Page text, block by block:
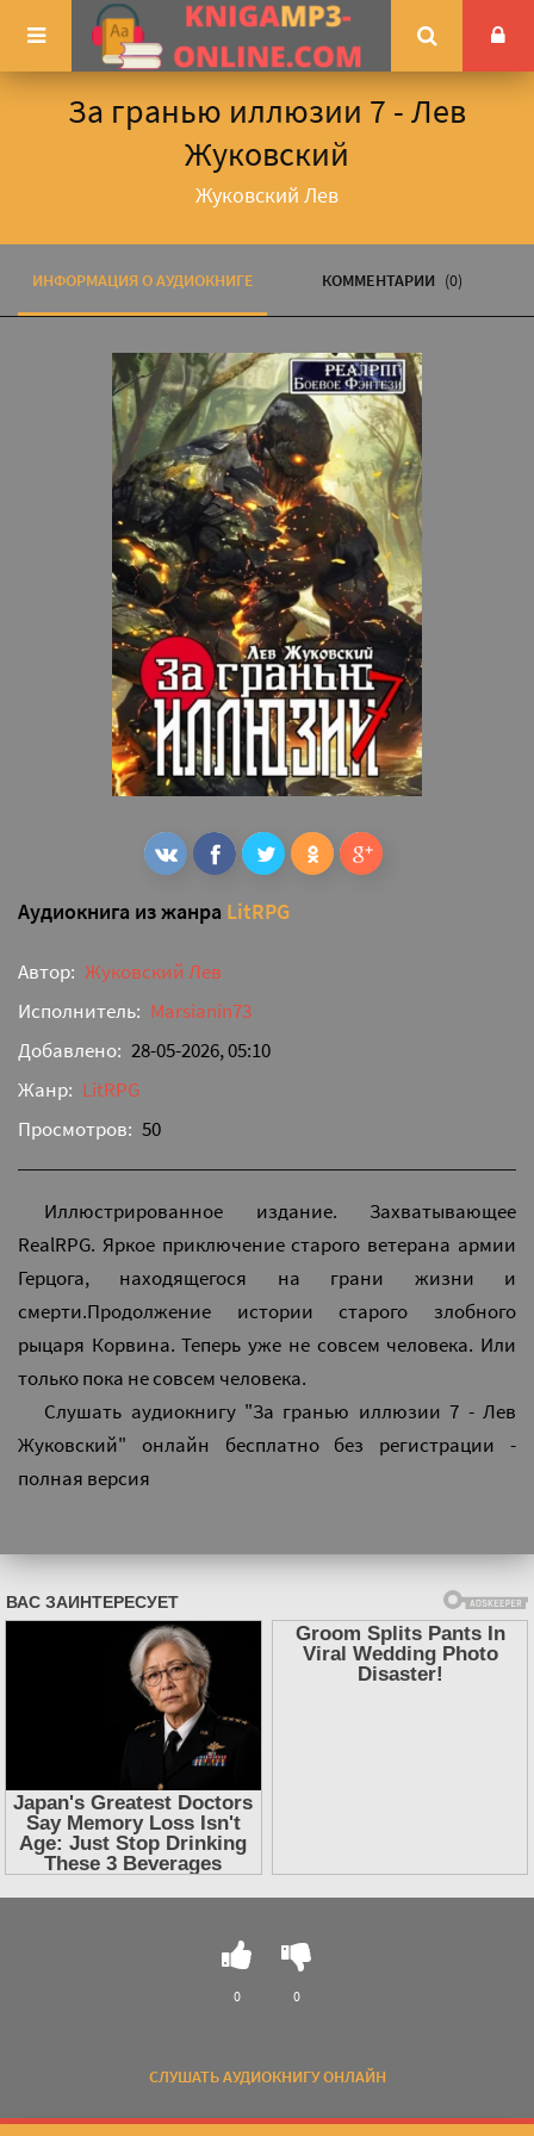
За гранью иллюзии 7 - Лев
Жуковский
Жуковский Лев
ИНФОРМАЦИЯ О АУДИОКНИГЕ КОММЕНТАРИИ (0)
Аудиокнига из жанра LitRPG
Автор: Жуковский Лев
Исполнитель: Marsianin73
Добавлено: 28-05-2026, 05:10
Жанр: LitRPG
Просмотров: 50
Иллюстрированное издание. Захватывающее
RealRPG. Яркое приключение старого ветерана армии
Герцога, находящегося на грани жизни и
смерти.Продолжение истории старого злобного
рыцаря Корвина. Теперь уже не совсем человека. Или
только пока не совсем человека.
Слушать аудиокнигу "За гранью иллюзии 7 - Лев
Жуковский" онлайн бесплатно без регистрации -
полная версия
СЛУШАТЬ АУДИОКНИГУ ОНЛАЙН
0 0